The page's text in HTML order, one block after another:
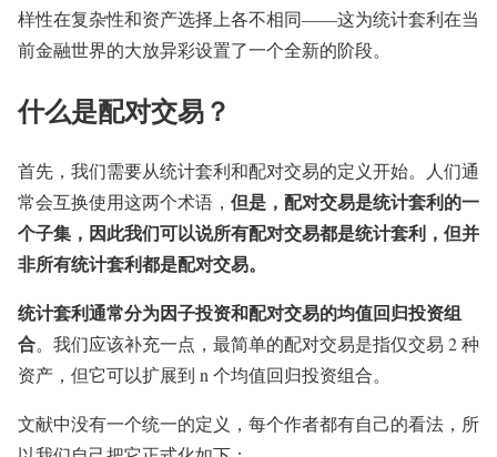
样性在复杂性和资产选择上各不相同——这为统计套利在当
前金融世界的大放异彩设置了一个全新的阶段。
什么是配对交易？
首先，我们需要从统计套利和配对交易的定义开始。人们通
常会互换使用这两个术语， 但是，配对交易是统计套利的一
个子集，因此我们可以说所有配对交易都是统计套利，但并
非所有统计套利都是配对交易。
统计套利通常分为因子投资和配对交易的均值回归投资组
合。我们应该补充一点，最简单的配对交易是指仅交易 2 种
资产，但它可以扩展到 n 个均值回归投资组合。
文献中没有一个统一的定义，每个作者都有自己的看法，所